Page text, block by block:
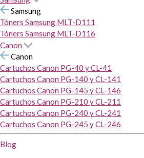
Samsung
Tóners Samsung MLT-D111
Tóners Samsung MLT-D116
Canon
Canon
Cartuchos Canon PG-40 y CL-41
Cartuchos Canon PG-140 y CL-141
Cartuchos Canon PG-145 y CL-146
Cartuchos Canon PG-210 y CL-211
Cartuchos Canon PG-240 y CL-241
Cartuchos Canon PG-245 y CL-246
Blog